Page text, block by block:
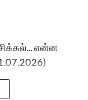
சிக்கல்... என்ன